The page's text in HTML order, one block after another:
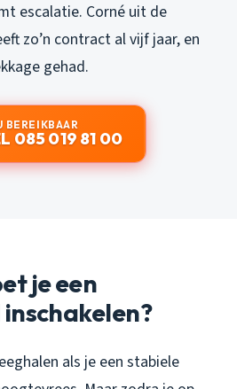
escalatie. Corné uit de
zo’n contract al vijf jaar, en
gehad.
BEREIKBAAR
085 019 81 00
je een
als je een stabiele